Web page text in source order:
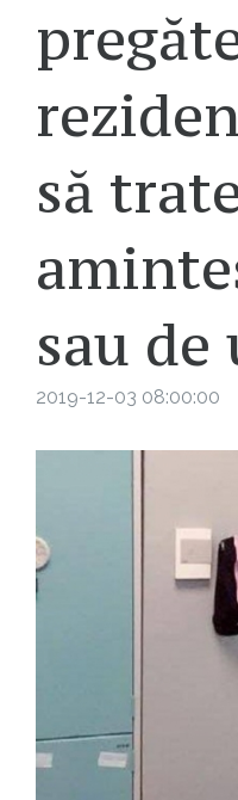
să
sau de
2019-12-03 08:00:00